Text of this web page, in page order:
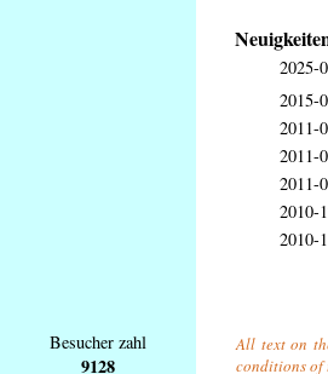
2025-
2015-
2011-
2011-
2011-
2010-
2010-
Besucher zahl
9128
All text on
conditions of